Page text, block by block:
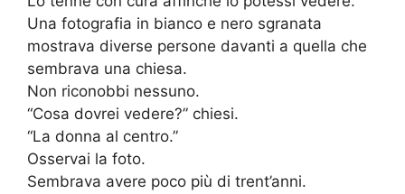
Una fotografia in bianco e nero sgranata
mostrava diverse persone davanti a quella che
sembrava una chiesa.
Non riconobbi nessuno.
“Cosa dovrei vedere?” chiesi.
“La donna al centro.”
Osservai la foto.
Sembrava avere poco più di trent’anni.